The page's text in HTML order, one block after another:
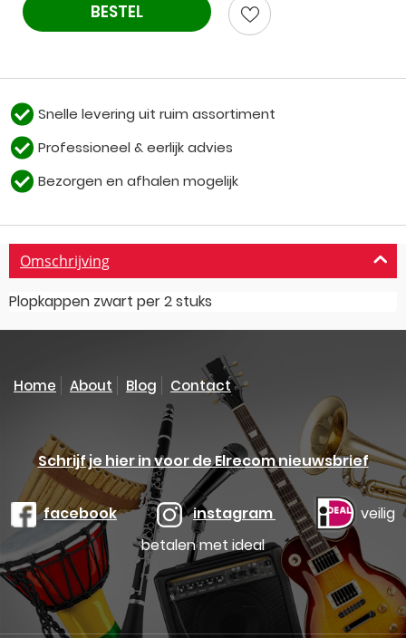
BESTEL
Snelle levering uit ruim assortiment
Professioneel & eerlijk advies
Bezorgen en afhalen mogelijk
Omschrijving
Plopkappen zwart per 2 stuks
Home About Blog Contact
Schrijf je hier in voor de Elrecom nieuwsbrief
facebook instagram
veilig
betalen met ideal